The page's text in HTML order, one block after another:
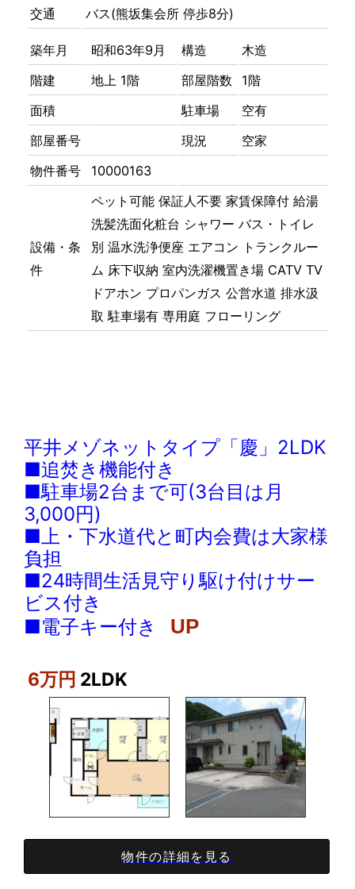
交通 バス(熊坂集会所 停歩8分)
築年月 昭和63年9月 構造
木造
階建
地上 1階 部屋階数
1階
面積
駐車場
空有
部屋番号
現況
空家
物件番号
10000163
設備・条
件
ペット可能 保証人不要 家賃保障付 給湯
洗髪洗面化粧台 シャワー バス・トイレ
別 温水洗浄便座 エアコン トランクルー
ム 床下収納 室内洗濯機置き場 CATV TV
ドアホン プロパンガス 公営水道 排水汲
取 駐車場有 専用庭 フローリング
平井メゾネットタイプ「慶」2LDK
■追焚き機能付き
■駐車場2台まで可(3台目は月
3,000円)
■上・下水道代と町内会費は大家様
負担
■24時間生活見守り駆け付けサー
ビス付き
■電子キー付き
UP
6万円 2LDK
物件の詳細を見る